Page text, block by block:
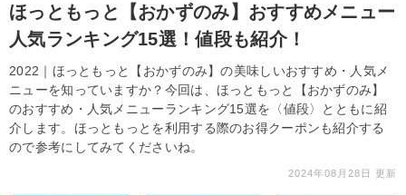
ほっともっと【おかずのみ】おすすめメニュー
人気ランキング15選！値段も紹介！
2022｜ほっともっと【おかずのみ】の美味しいおすすめ・人気メ
ニューを知っていますか？今回は、ほっともっと【おかずのみ】
のおすすめ・人気メニューランキング15選を〈値段〉とともに紹
介します。ほっともっとを利用する際のお得クーポンも紹介する
ので参考にしてみてくださいね。
2024年08月28日 更新